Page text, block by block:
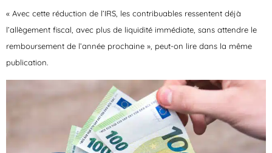
« Avec cette réduction de l’IRS, les contribuables ressentent déjà
l’allègement fiscal, avec plus de liquidité immédiate, sans attendre le
remboursement de l’année prochaine », peut-on lire dans la même
publication.